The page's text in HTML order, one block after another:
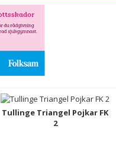
Tullinge Triangel Pojkar FK
2